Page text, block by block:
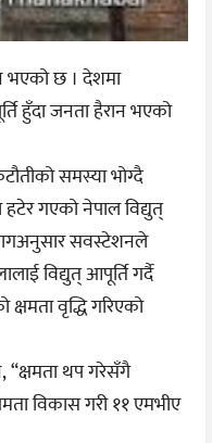
भएको छ । देशमा
हुँदा जनता हैरान भएको
समस्या भोग्दै
गएको नेपाल विद्युत्
सवस्टेशनले
विद्युत् आपूर्ति गर्दै
वृद्धि गरिएको
“क्षमता थप गरेसँगै
विकास गरी ११ एमभीए